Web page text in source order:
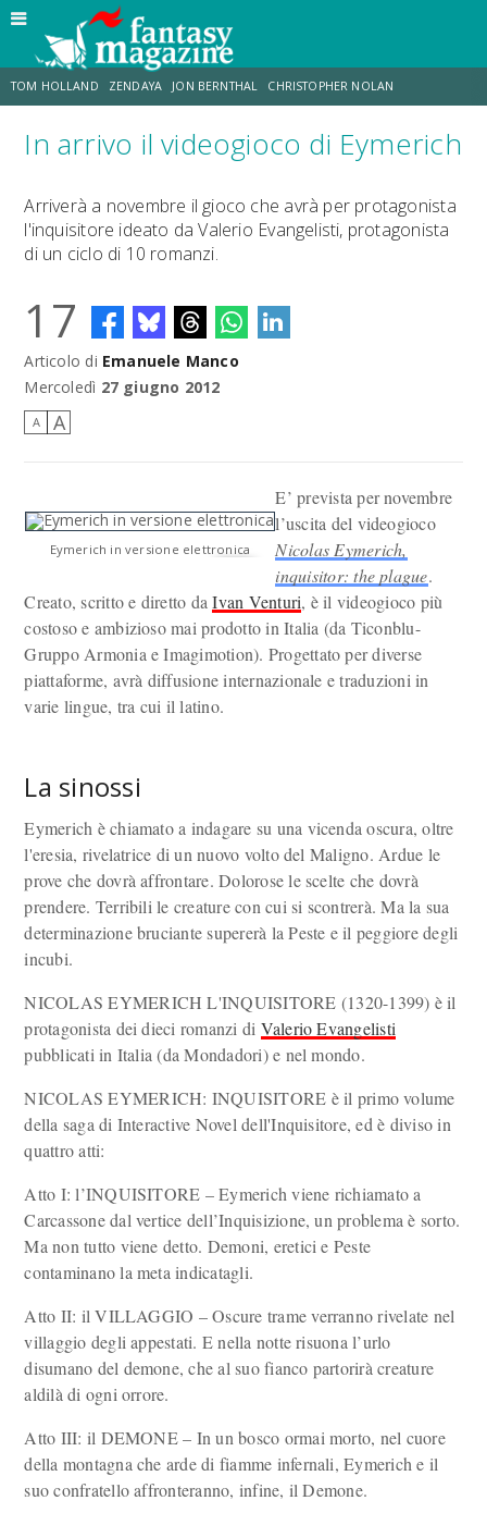
TOM HOLLAND ZENDAYA JON BERNTHAL CHRISTOPHER NOLAN
STRANIMONDI LUCCA COMICS & GAMES ODISSEA JACOB BATALON
SPIDER-MAN: BRAND NEW DAY MICHAEL MANDO
In arrivo il videogioco di Eymerich
Arriverà a novembre il gioco che avrà per protagonista
l'inquisitore ideato da Valerio Evangelisti, protagonista
di un ciclo di 10 romanzi.
17
Articolo di Emanuele Manco
Mercoledì 27 giugno 2012
A A
Eymerich in versione elettronica
E’ prevista per novembre
l’uscita del videogioco
Nicolas Eymerich,
inquisitor: the plague.
Creato, scritto e diretto daIvan Venturi, è il videogioco più
costoso e ambizioso mai prodotto in Italia (da Ticonblu-
Gruppo Armonia e Imagimotion). Progettato per diverse
piattaforme, avrà diffusione internazionale e traduzioni in
varie lingue, tra cui il latino.
La sinossi
Eymerich è chiamato a indagare su una vicenda oscura, oltre
l'eresia, rivelatrice di un nuovo volto del Maligno. Ardue le
prove che dovrà affrontare. Dolorose le scelte che dovrà
prendere. Terribili le creature con cui si scontrerà. Ma la sua
determinazione bruciante supererà la Peste e il peggiore degli
incubi.
NICOLAS EYMERICH L'INQUISITORE (1320-1399) è il
protagonista dei dieci romanzi di Valerio Evangelisti
pubblicati in Italia (da Mondadori) e nel mondo.
NICOLAS EYMERICH: INQUISITORE è il primo volume
della saga di Interactive Novel dell'Inquisitore, ed è diviso in
quattro atti:
Atto I: l’INQUISITORE – Eymerich viene richiamato a
Carcassone dal vertice dell’Inquisizione, un problema è sorto.
Ma non tutto viene detto. Demoni, eretici e Peste
contaminano la meta indicatagli.
Atto II: il VILLAGGIO – Oscure trame verranno rivelate nel
villaggio degli appestati. E nella notte risuona l’urlo
disumano del demone, che al suo fianco partorirà creature
aldilà di ogni orrore.
Atto III: il DEMONE – In un bosco ormai morto, nel cuore
della montagna che arde di fiamme infernali, Eymerich e il
suo confratello affronteranno, infine, il Demone.